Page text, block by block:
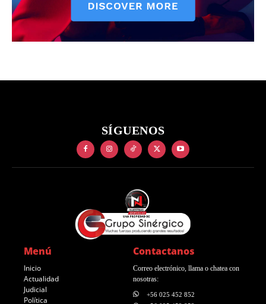
SÍGUENOS
Menú
Inicio
Actualidad
Judicial
Política
Contactanos
Correo electrónico, llama o chatea con
nosotras:
+56 025 452 852